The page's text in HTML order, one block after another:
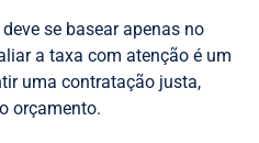
se basear apenas no
a taxa com atenção é um
uma contratação justa,
orçamento.